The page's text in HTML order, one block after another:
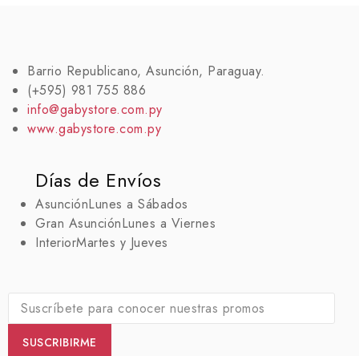
Barrio Republicano, Asunción, Paraguay.
(+595) 981 755 886
info@gabystore.com.py
www.gabystore.com.py
Días de Envíos
AsunciónLunes a Sábados
Gran AsunciónLunes a Viernes
InteriorMartes y Jueves